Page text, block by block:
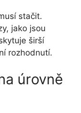
stačit.
jako jsou
širší
rozhodnutí.
úrovně